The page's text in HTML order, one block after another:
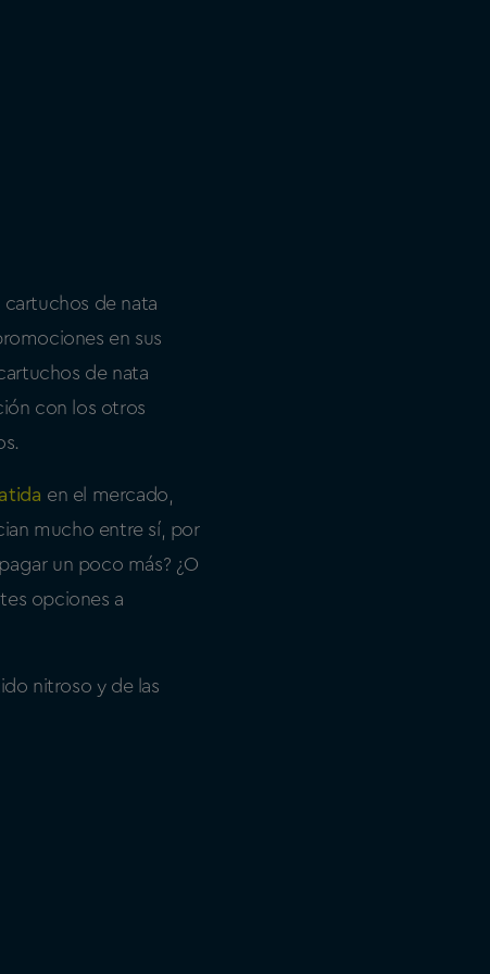
de nata
en sus
de nata
con los otros
en el mercado,
mucho entre sí, por
un poco más? ¿O
opciones a
nitroso y de las